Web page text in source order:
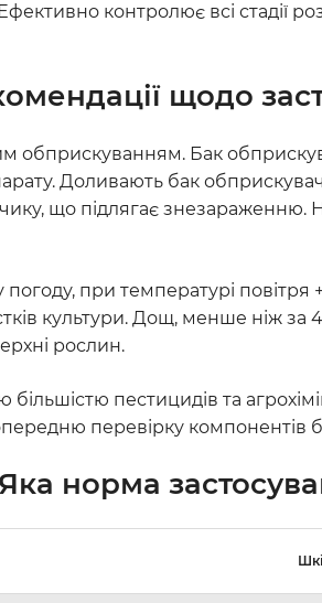
контролює всі стадії
щодо
обприскуванням. Бак
Доливають бак
що підлягає знезараженню.
при температурі повітря
культури. Дощ, менше ніж за
рослин.
пестицидів та
перевірку компонентів
Яка норма